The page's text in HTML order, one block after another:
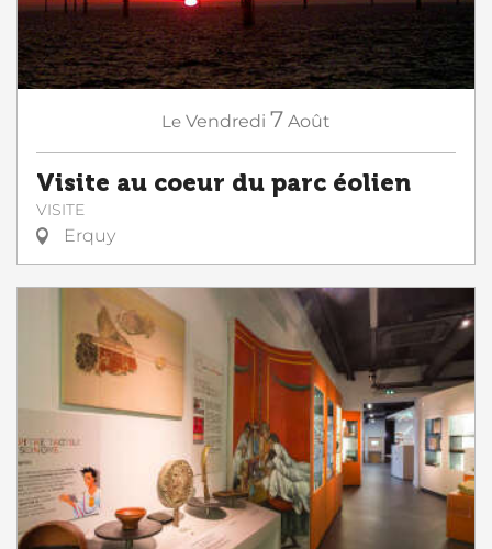
Le Vendredi 7 Août
Visite au coeur du parc éolien
VISITE
Erquy